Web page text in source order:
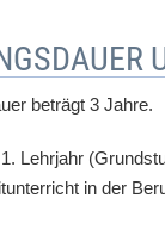
beträgt 3 Jahre.
Lehrjahr
in der